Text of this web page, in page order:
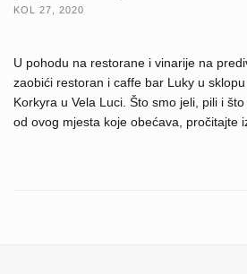
KOL 27, 2020
U pohodu na restorane i vinarije na
zaobići restoran i caffe bar Luky u
Korkyra u Vela Luci. Što smo jeli, pili i
od ovog mjesta koje obećava, pročitajte